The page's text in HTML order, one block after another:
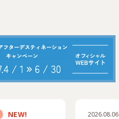
2026.08.06